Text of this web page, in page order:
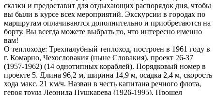
сказки и предоставит для отдыхающих распорядок дня, чтобы
вы были в курсе всех мероприятий. Экскурсии в городах по
маршрутам оплачиваются дополнительно и приобретаются на
борту. Вы всегда можете выбрать то, что интересно именно
вам!
О теплоходе: Трехпалубный теплоход, построен в 1961 году в
г. Комарно, Чехословакия (ныне Словакия), проект 26-37
(1957-1962) (14 однотипных кораблей). Порядковый номер в
проекте 5. Длина 96,2 м, ширина 14,9 м, осадка 2,4 м, скорость
хода макс. 21 км/ч. Назван в честь капитана речного флота,
героя труда Леонида Пушкарева (1926-1995). Прошел